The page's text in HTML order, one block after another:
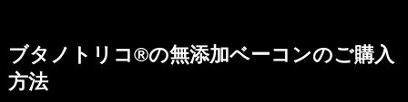
ブタノトリコ®の無添加ベーコンのご購入
方法